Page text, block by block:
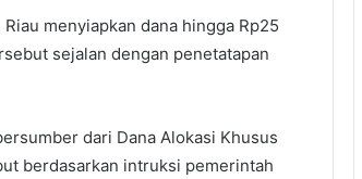
menyiapkan dana hingga Rp25
sejalan dengan penetatapan
dari Dana Alokasi Khusus
berdasarkan intruksi pemerintah